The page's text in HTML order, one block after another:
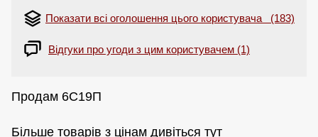
Показати всі оголошення цього користувача (183)
Відгуки про угоди з цим користувачем (1)
Продам 6С19П
Більше товарів з цінам дивіться тут